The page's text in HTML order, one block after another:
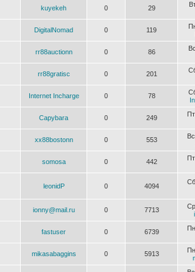
kuyekeh 0 29
DigitalNomad 0 119
rr88auctionn 0 86
rr88gratisc 0 201
Internet Incharge 0 78
Capybara 0 249
xx88bostonn 0 553
somosa 0 442
leonidP 0 4094
ionny@mail.ru 0 7713
fastuser 0 6739
mikasabaggins 0 5913